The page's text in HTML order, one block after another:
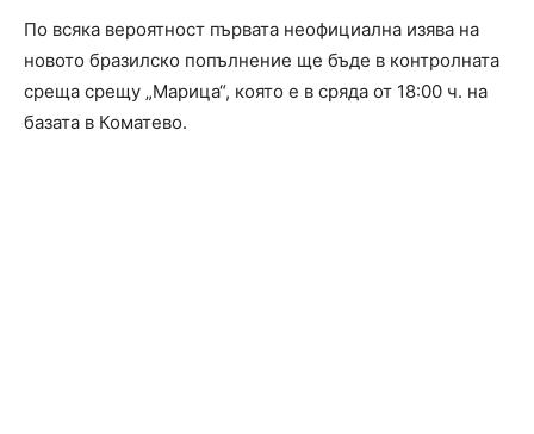
По всяка вероятност първата неофициална изява на
новото бразилско попълнение ще бъде в контролната
среща срещу „Марица“, която е в сряда от 18:00 ч. на
базата в Коматево.